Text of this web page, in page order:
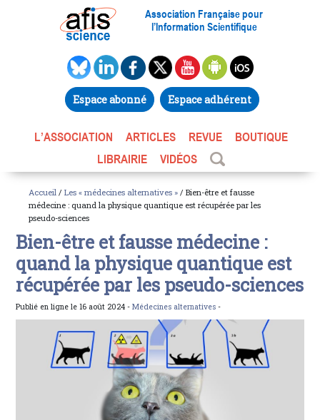
Association Française pour
l’Information Scientifique
Espace abonné Espace adhérent
L’ASSOCIATION ARTICLES REVUE
BOUTIQUE
LIBRAIRIE
VIDÉOS
Accueil / Les « médecines alternatives » / Bien-être et fausse
médecine : quand la physique quantique est récupérée par les
pseudo-sciences
Bien-être et fausse médecine :
quand la physique quantique est
récupérée par les pseudo-sciences
Publié en ligne le 16 août 2024 -Médecines alternatives -